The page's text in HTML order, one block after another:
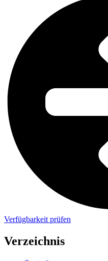
Verfügbarkeit prüfen
Verzeichnis